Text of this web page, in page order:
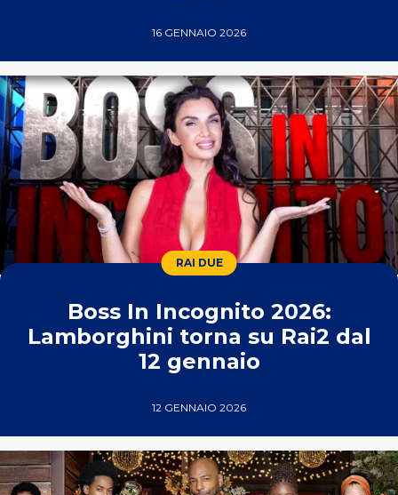
16 GENNAIO 2026
RAI DUE
Boss In Incognito 2026:
Lamborghini torna su Rai2 dal
12 gennaio
12 GENNAIO 2026